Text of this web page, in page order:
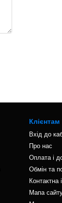
Клієнтам
Вхід до
Про нас
Оплата і
Обмін та
Контактна
Мапа